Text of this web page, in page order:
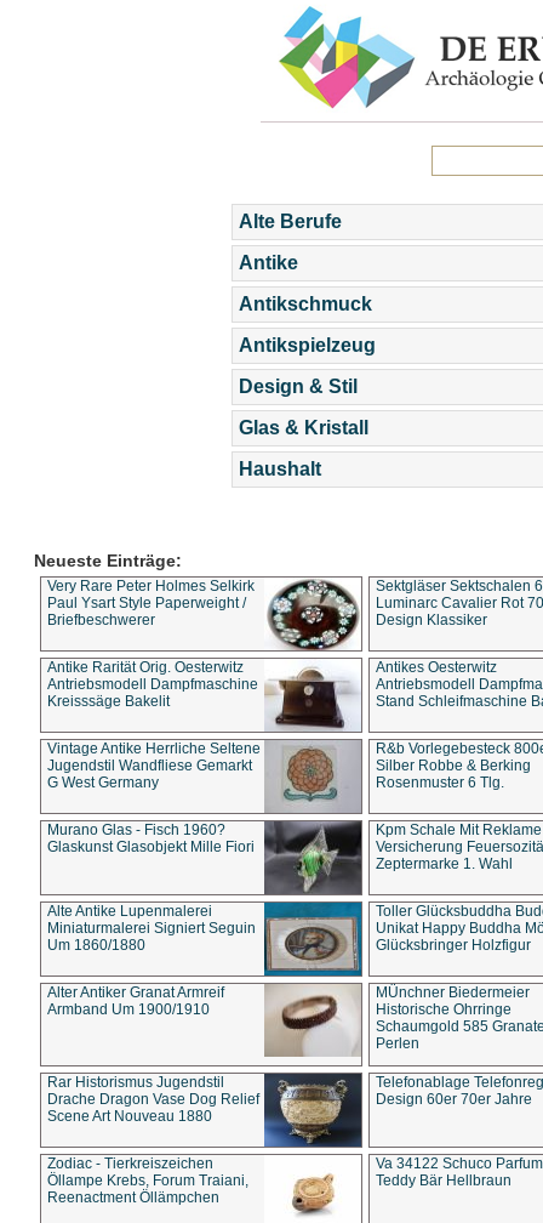
Alte Berufe
Antike
Antikschmuck
Antikspielzeug
Design & Stil
Glas & Kristall
Haushalt
Neueste Einträge:
Very Rare Peter Holmes Selkirk
Paul Ysart Style Paperweight /
Briefbeschwerer
Sektgläser Sektschalen
Luminarc Cavalier Rot
Design Klassiker
Antike Rarität Orig. Oesterwitz
Antriebsmodell Dampfmaschine
Kreisssäge Bakelit
Antikes Oesterwitz
Antriebsmodell
Stand Schleifmaschine
Vintage Antike Herrliche Seltene
Jugendstil Wandfliese Gemarkt
G West Germany
R&b Vorlegebesteck
Silber Robbe & Berking
Rosenmuster 6 Tlg.
Murano Glas - Fisch 1960?
Glaskunst Glasobjekt Mille Fiori
Kpm Schale Mit Reklame
Versicherung
Zeptermarke 1. Wahl
Alte Antike Lupenmalerei
Miniaturmalerei Signiert Seguin
Um 1860/1880
Toller Glücksbuddha
Unikat Happy Buddha
Glücksbringer Holzfigur
Alter Antiker Granat Armreif
Armband Um 1900/1910
MÜnchner Biedermeier
Historische Ohrringe
Schaumgold 585
Perlen
Rar Historismus Jugendstil
Drache Dragon Vase Dog Relief
Scene Art Nouveau 1880
Telefonablage
Design 60er 70er Jahre
Zodiac - Tierkreiszeichen
Öllampe Krebs, Forum Traiani,
Reenactment Öllämpchen
Va 34122 Schuco
Teddy Bär Hellbraun